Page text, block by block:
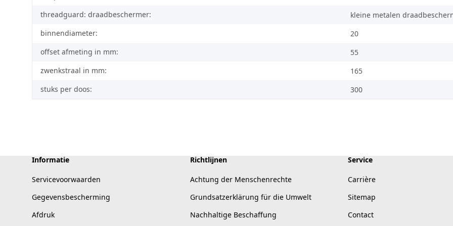
threadguard: draadbeschermer:
kleine metalen
binnendiameter:
20
offset afmeting in mm:
55
zwenkstraal in mm:
165
stuks per doos:
300
Informatie
Servicevoorwaarden
Gegevensbescherming
Afdruk
Richtlijnen
Achtung der Menschenrechte
Grundsatzerklärung für die Umwelt
Nachhaltige Beschaffung
Service
Carrière
Sitemap
Contact